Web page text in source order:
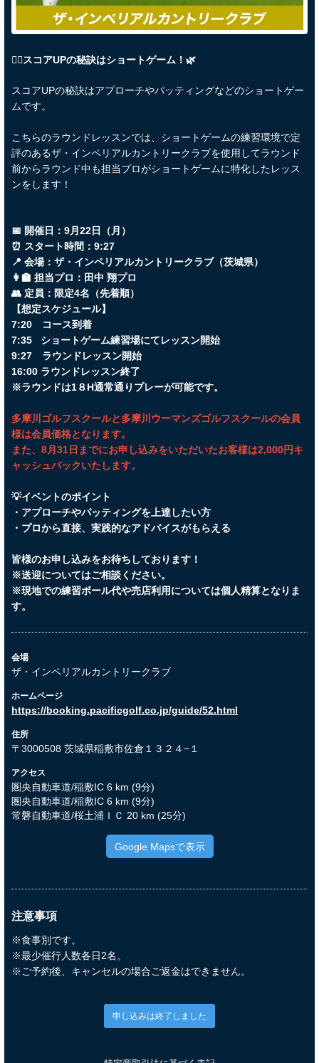
🏌️‍♀️スコアUPの秘訣はショートゲーム！🌿
スコアUPの秘訣はアプローチやパッティングなどのショートゲー
ムです。
こちらのラウンドレッスンでは、ショートゲームの練習環境で定
評のあるザ・インペリアルカントリークラブを使用してラウンド
前からラウンド中も担当プロがショートゲームに特化したレッス
ンをします！
📅 開催日：9月22日（月）
⏰ スタート時間：9:27
📍 会場：ザ・インペリアルカントリークラブ（茨城県）
👩‍🏫 担当プロ：田中 翔プロ
👥 定員：限定4名（先着順）
【想定スケジュール】
7:20 コース到着
7:35 ショートゲーム練習場にてレッスン開始
9:27 ラウンドレッスン開始
16:00 ラウンドレッスン終了
※ラウンドは1８H通常通りプレーが可能です。
多摩川ゴルフスクールと多摩川ウーマンズゴルフスクールの会員
様は会員価格となります。
また、8月31日までにお申し込みをいただいたお客様は2,000円キ
ャッシュバックいたします。
💡イベントのポイント
・アプローチやパッティングを上達したい方
・プロから直接、実践的なアドバイスがもらえる
皆様のお申し込みをお待ちしております！
※送迎についてはご相談ください。
※現地での練習ボール代や売店利用については個人精算となりま
す。
会場
ザ・インペリアルカントリークラブ
ホームページ
https://booking.pacificgolf.co.jp/guide/52.html
住所
〒3000508 茨城県稲敷市佐倉１３２４−１
アクセス
圏央自動車道/稲敷IC 6 km (9分)
圏央自動車道/稲敷IC 6 km (9分)
常磐自動車道/桜土浦ＩＣ 20 km (25分)
Google Mapsで表示
注意事項
※食事別です。
※最少催行人数各日2名。
※ご予約後、キャンセルの場合ご返金はできません。
申し込みは終了しました